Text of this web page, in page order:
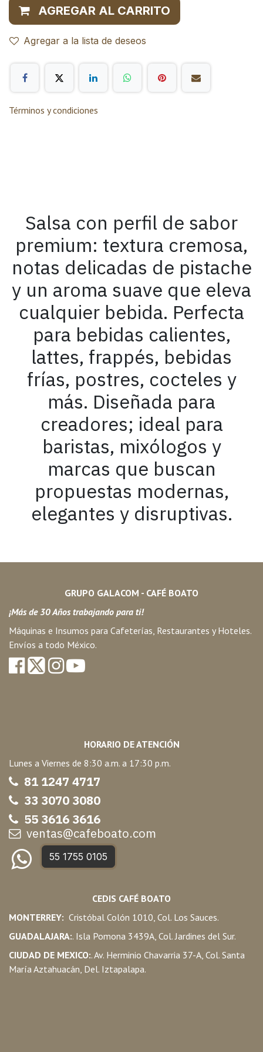
AGREGAR AL CARRITO
Agregar a la lista de deseos
Términos y condiciones
Salsa con perfil de sabor
premium: textura cremosa,
notas delicadas de pistache
y un aroma suave que eleva
cualquier bebida. Perfecta
para bebidas calientes,
lattes, frappés, bebidas
frías, postres, cocteles y
más. Diseñada para
creadores; ideal para
baristas, mixólogos y
marcas que buscan
propuestas modernas,
elegantes y disruptivas.
GRUPO GALACOM - CAFÉ BOATO
¡Más de 30 Años trabajando para ti!
Máquinas e Insumos para Cafeterías, Restaurantes y Hoteles.
Envíos a todo México.
HORARIO DE ATENCIÓN
Lunes a Viernes de 8:30 a.m. a 17:30 p.m.
81 1247 4717
33 3070 3080
55 3616 3616
ventas@cafeboato.com
55 1755 0105
CEDIS CAFÉ BOATO
MONTERREY: Cristóbal Colón 1010, Col. Los Sauces.
GUADALAJARA:. Isla Pomona 3439A, Col. Jardines del Sur.
CIUDAD DE MEXICO:. Av. Herminio Chavarria 37-A, Col. Santa
María Aztahuacán, Del. Iztapalapa.